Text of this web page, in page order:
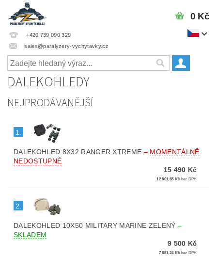
+420 739 090 329
sales@paralyzery-vychytavky.cz
0 Kč
DALEKOHLEDY
NEJPRODÁVANĚJŠÍ
1.
DALEKOHLED 8X32 RANGER XTREME – MOMENTÁLNĚ
NEDOSTUPNÉ
15 490 Kč
12 801,65 Kč bez DPH
2.
DALEKOHLED 10X50 MILITARY MARINE ZELENÝ –
SKLADEM
9 500 Kč
7 851,24 Kč bez DPH